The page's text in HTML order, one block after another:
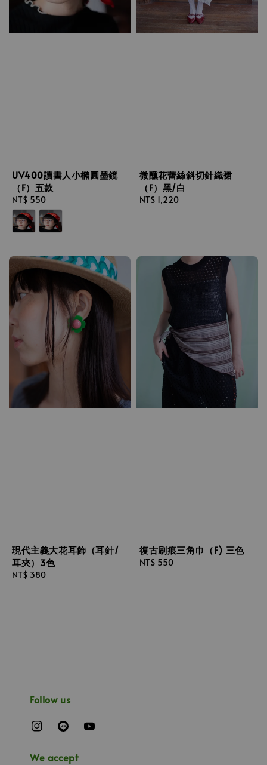
UV400讀書人小橢圓墨鏡
（F）五款
Regular
price
NT$ 550
微醺花蕾絲斜切針織裙
（F）黑/白
Regular
NT$ 1,220
現代主義大花耳飾（耳針/
耳夾）3色
Regular
NT$ 380
復古刷痕三角巾（F) 三色
Regular
NT$ 550
Follow us
We accept